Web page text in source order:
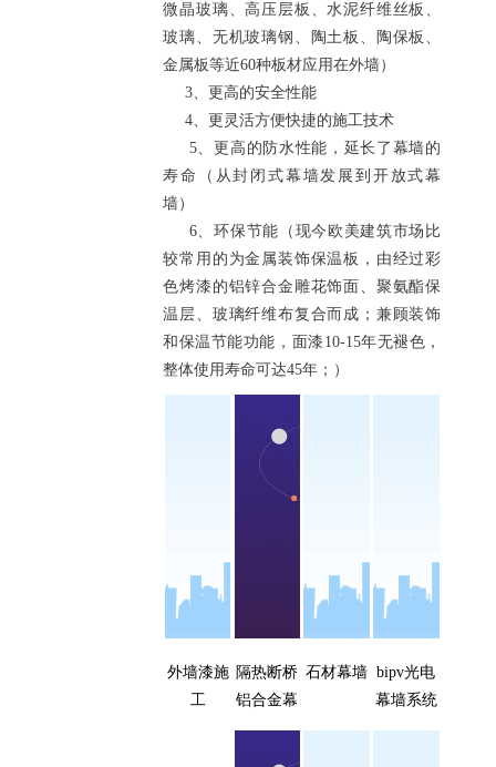
微晶玻璃、高压层板、水泥纤维丝板、
玻璃、无机玻璃钢、陶土板、陶保板、
金属板等近60种板材应用在外墙）
3、更高的安全性能
4、更灵活方便快捷的施工技术
5、更高的防水性能，延长了幕墙的
寿命（从封闭式幕墙发展到开放式幕
墙）
6、环保节能（现今欧美建筑市场比
较常用的为金属装饰保温板，由经过彩
色烤漆的铝锌合金雕花饰面、聚氨酯保
温层、玻璃纤维布复合而成；兼顾装饰
和保温节能功能，面漆10-15年无褪色，
整体使用寿命可达45年；）
外墙漆施
工
隔热断桥
铝合金幕
墙
石材幕墙 bipv光电
幕墙系统